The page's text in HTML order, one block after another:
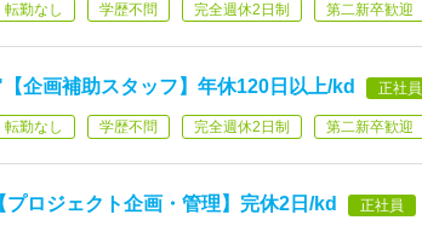
転勤なし 学歴不問 完全週休2日制 第二新卒歓迎
企画補助スタッフ】年休120日以上/kd 正社員
転勤なし 学歴不問 完全週休2日制 第二新卒歓迎
ロジェクト企画・管理】完休2日/kd 正社員